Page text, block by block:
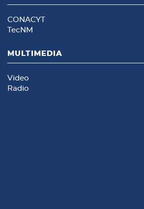
CONACYT
TecNM
MULTIMEDIA
Video
Radio